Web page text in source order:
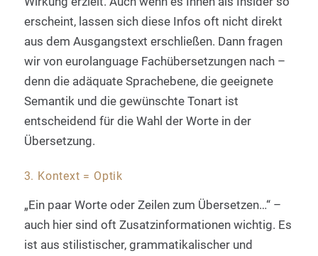
erscheint, lassen sich diese Infos oft nicht direkt
aus dem Ausgangstext erschließen. Dann fragen
wir von eurolanguage Fachübersetzungen nach –
denn die adäquate Sprachebene, die geeignete
Semantik und die gewünschte Tonart ist
entscheidend für die Wahl der Worte in der
Übersetzung.
3. Kontext = Optik
„Ein paar Worte oder Zeilen zum Übersetzen…“ –
auch hier sind oft Zusatzinformationen wichtig. Es
ist aus stilistischer, grammatikalischer und